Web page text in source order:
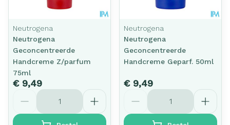
Neutrogena
Neutrogena
Geconcentreerde
Handcreme Z/parfum
75ml
€ 9,49
Aantal
Neutrogena
Neutrogena
Geconcentreerde
Handcreme Geparf. 50ml
€ 9,49
Aantal